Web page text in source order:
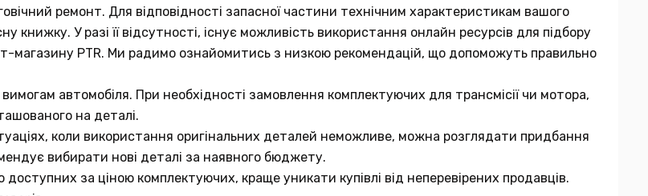
ремонт. Для відповідності запасної частини технічним характеристикам вашого
книжку. У разі її відсутності, існує можливість використання онлайн ресурсів для підбору
магазину PTR. Ми радимо ознайомитись з низкою рекомендацій, що допоможуть правильно
автомобіля. При необхідності замовлення комплектуючих для трансмісії чи мотора,
на деталі.
коли використання оригінальних деталей неможливе, можна розглядати придбання
вибирати нові деталі за наявного бюджету.
за ціною комплектуючих, краще уникати купівлі від неперевірених продавців.